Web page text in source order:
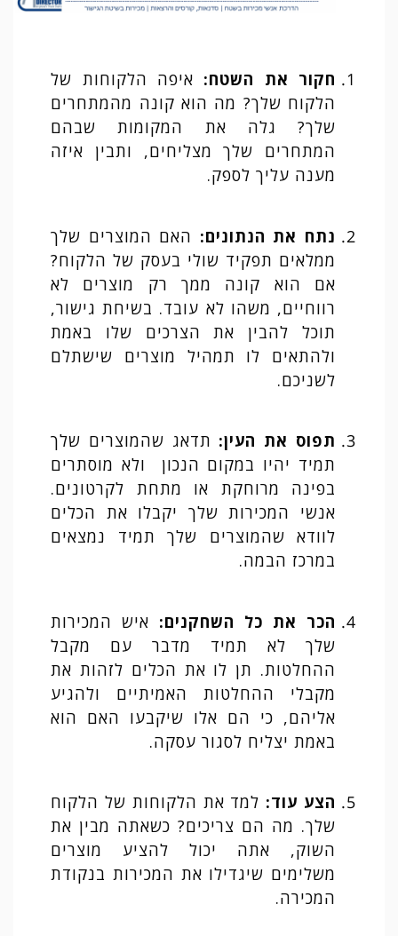
חקור את השטח: איפה הלקוחות של
הלקוח שלך? מה הוא קונה מהמתחרים
שלך? גלה את המקומות שבהם
המתחרים שלך מצליחים, ותבין איזה
מענה עליך לספק.
נתח את הנתונים: האם המוצרים שלך
ממלאים תפקיד שולי בעסק של הלקוח?
אם הוא קונה ממך רק מוצרים לא
רווחיים, משהו לא עובד. בשיחת גישור,
תוכל להבין את הצרכים שלו באמת
ולהתאים לו תמהיל מוצרים שישתלם
לשניכם.
תפוס את העין: תדאג שהמוצרים שלך
תמיד יהיו במקום הנכון ולא מוסתרים
בפינה מרוחקת או מתחת לקרטונים.
אנשי המכירות שלך יקבלו את הכלים
לוודא שהמוצרים שלך תמיד נמצאים
במרכז הבמה.
הכר את כל השחקנים: איש המכירות
שלך לא תמיד מדבר עם מקבל
ההחלטות. תן לו את הכלים לזהות את
מקבלי ההחלטות האמיתיים ולהגיע
אליהם, כי הם אלו שיקבעו האם הוא
באמת יצליח לסגור עסקה.
הצע עוד: למד את הלקוחות של הלקוח
שלך. מה הם צריכים? כשאתה מבין את
השוק, אתה יכול להציע מוצרים
משלימים שיגדילו את המכירות בנקודת
המכירה.